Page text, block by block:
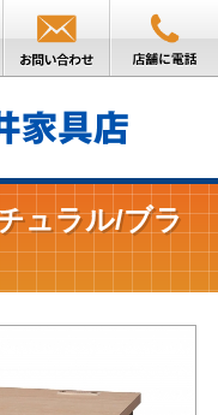
ュラル/ブラ